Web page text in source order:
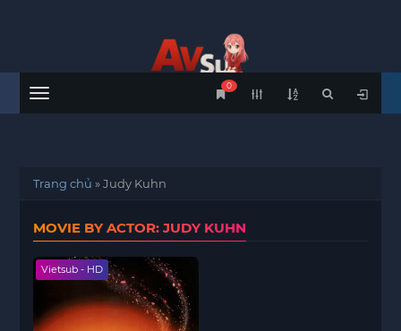
Menu
0
Trang chủ »Judy Kuhn
MOVIE BY ACTOR: JUDY KUHN
Vietsub - HD